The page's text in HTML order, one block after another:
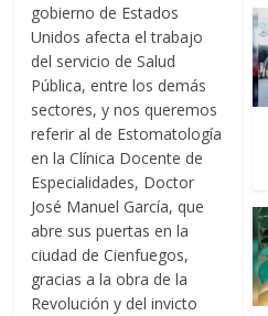
gobierno de Estados
Unidos afecta el trabajo
del servicio de Salud
Pública, entre los demás
sectores, y nos queremos
referir al de Estomatología
en la Clínica Docente de
Especialidades, Doctor
José Manuel García, que
abre sus puertas en la
ciudad de Cienfuegos,
gracias a la obra de la
Revolución y del invicto